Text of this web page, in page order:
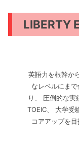
LIBERTY
英語力を根幹か
なレベルにま
り、 圧倒的な実
TOEIC、 大学受
コアアップを